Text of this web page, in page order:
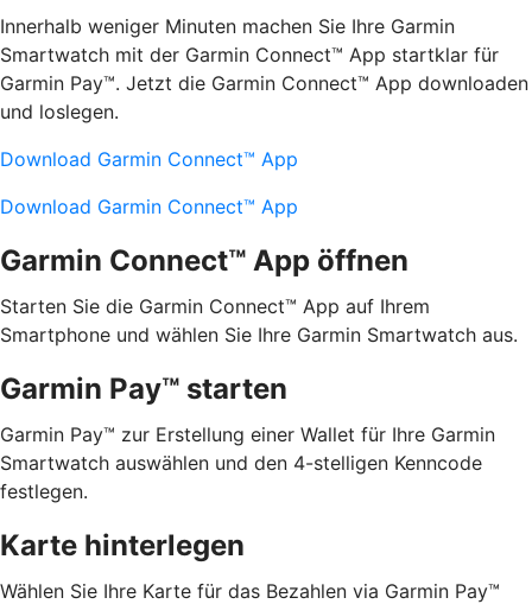
Innerhalb weniger Minuten machen Sie Ihre Garmin
Smartwatch mit der Garmin Connect™ App startklar für
Garmin Pay™. Jetzt die Garmin Connect™ App downloaden
und loslegen.
Download Garmin Connect™ App
Download Garmin Connect™ App
Garmin Connect™ App öffnen
Starten Sie die Garmin Connect™ App auf Ihrem
Smartphone und wählen Sie Ihre Garmin Smartwatch aus.
Garmin Pay™ starten
Garmin Pay™ zur Erstellung einer Wallet für Ihre Garmin
Smartwatch auswählen und den 4-stelligen Kenncode
festlegen.
Karte hinterlegen
Wählen Sie Ihre Karte für das Bezahlen via Garmin Pay™